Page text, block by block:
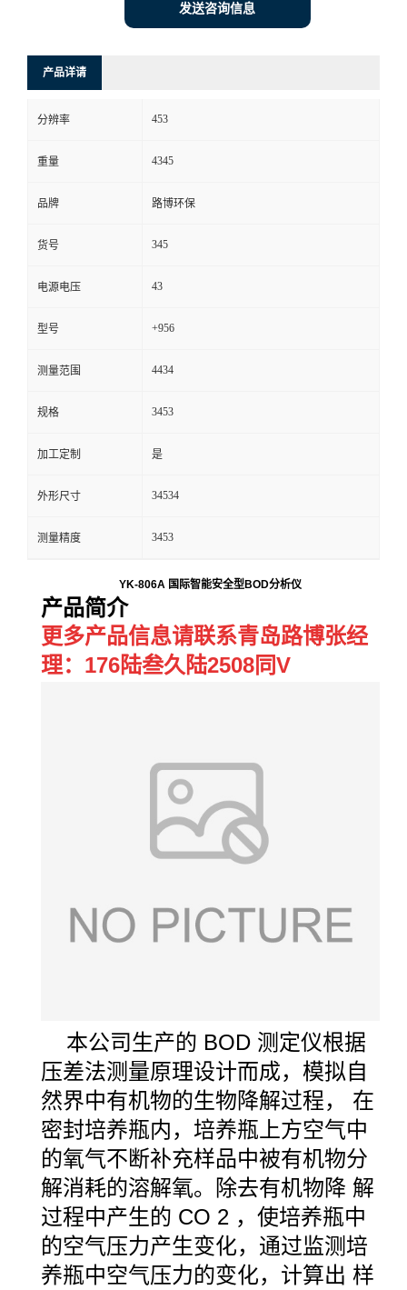
系
言
发送咨询信息
产品详请
分辨率 453
重量 4345
品牌 路博环保
货号 345
电源电压 43
型号 +956
测量范围 4434
规格 3453
加工定制 是
外形尺寸 34534
测量精度 3453
YK-806A 国际智能安全型BOD分析仪
产品简介
更多产品信息请联系青岛路博张经
理：176陆叁久陆2508同V
本公司生产的 BOD 测定仪根据
压差法测量原理设计而成，模拟自
然界中有机物的生物降解过程， 在
密封培养瓶内，培养瓶上方空气中
的氧气不断补充样品中被有机物分
解消耗的溶解氧。除去有机物降 解
过程中产生的 CO 2 ，使培养瓶中
的空气压力产生变化，通过监测培
养瓶中空气压力的变化，计算出 样